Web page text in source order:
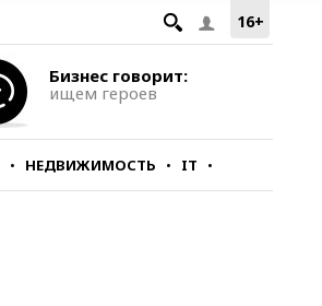
16+
Бизнес говорит:
ищем героев
НЕДВИЖИМОСТЬ IT